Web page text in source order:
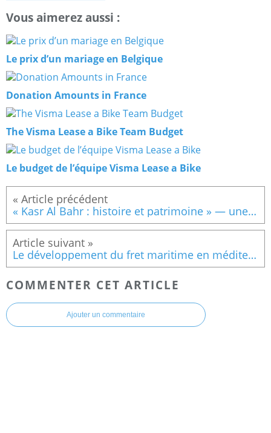
Vous aimerez aussi :
Le prix d’un mariage en Belgique
Donation Amounts in France
The Visma Lease a Bike Team Budget
Le budget de l’équipe Visma Lease a Bike
« Kasr Al Bahr : histoire et patrimoine » — une nouvelle exposition de l’artiste plasticienne Kamilya Zarkani
Le développement du fret maritime en méditerranée en 2024
COMMENTER CET ARTICLE
Ajouter un commentaire